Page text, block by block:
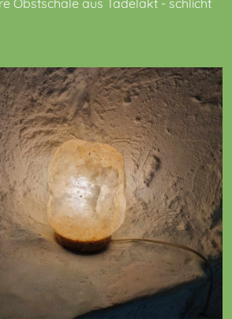
Obstschale aus Tadelakt - schlicht